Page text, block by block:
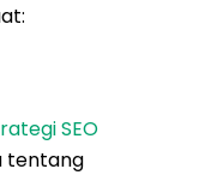
SEO
tentang